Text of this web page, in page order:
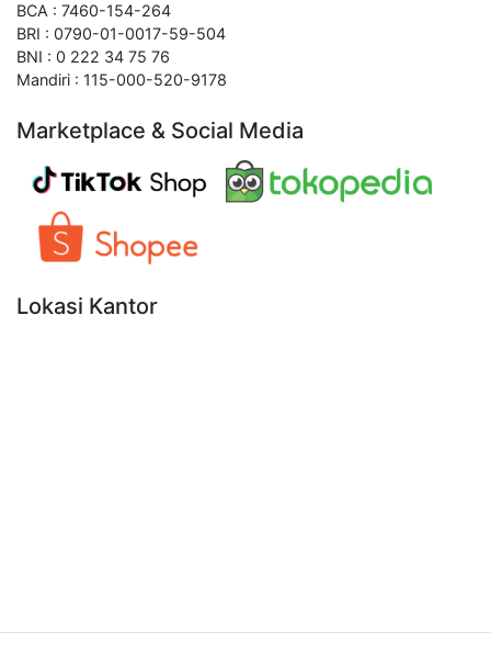
BCA : 7460-154-264
BRI : 0790-01-0017-59-504
BNI : 0 222 34 75 76
Mandiri : 115-000-520-9178
Marketplace & Social Media
Lokasi Kantor